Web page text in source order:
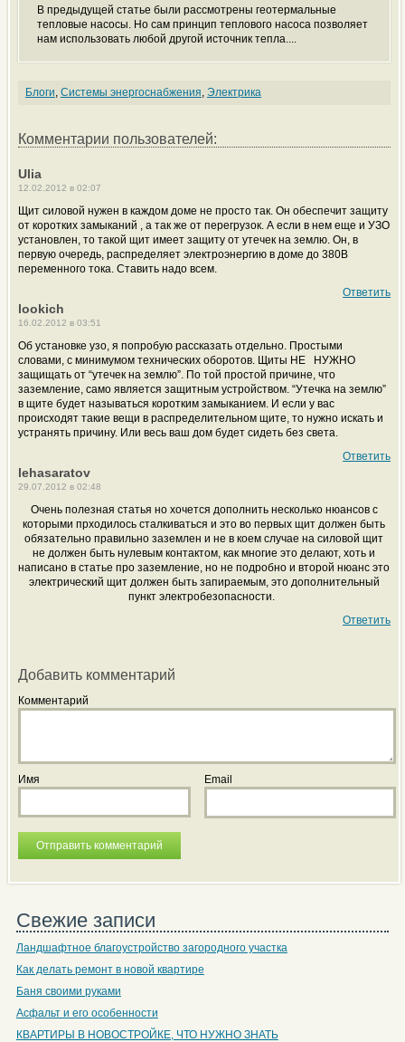
В предыдущей статье были рассмотрены геотермальные
тепловые насосы. Но сам принцип теплового насоса позволяет
нам использовать любой другой источник тепла....
Блоги, Системы энергоснабжения, Электрика
Комментарии пользователей:
Ulia
12.02.2012 в 02:07
Щит силовой нужен в каждом доме не просто так. Он обеспечит защиту
от коротких замыканий , а так же от перегрузок. А если в нем еще и УЗО
установлен, то такой щит имеет защиту от утечек на землю. Он, в
первую очередь, распределяет электроэнергию в доме до 380В
переменного тока. Ставить надо всем.
Ответить
lookich
16.02.2012 в 03:51
Об установке узо, я попробую рассказать отдельно. Простыми
словами, с минимумом технических оборотов. Щиты НЕ НУЖНО
защищать от “утечек на землю”. По той простой причине, что
заземление, само является защитным устройством. “Утечка на землю”
в щите будет называться коротким замыканием. И если у вас
происходят такие вещи в распределительном щите, то нужно искать и
устранять причину. Или весь ваш дом будет сидеть без света.
Ответить
lehasaratov
29.07.2012 в 02:48
Очень полезная статья но хочется дополнить несколько нюансов с
которыми прходилось сталкиваться и это во первых щит должен быть
обязательно правильно заземлен и не в коем случае на силовой щит
не должен быть нулевым контактом, как многие это делают, хоть и
написано в статье про заземление, но не подробно и второй нюанс это
электрический щит должен быть запираемым, это дополнительный
пункт электробезопасности.
Ответить
Добавить комментарий
Комментарий
Имя Email
Свежие записи
Ландшафтное благоустройство загородного участка
Как делать ремонт в новой квартире
Баня своими руками
Асфальт и его особенности
КВАРТИРЫ В НОВОСТРОЙКЕ, ЧТО НУЖНО ЗНАТЬ